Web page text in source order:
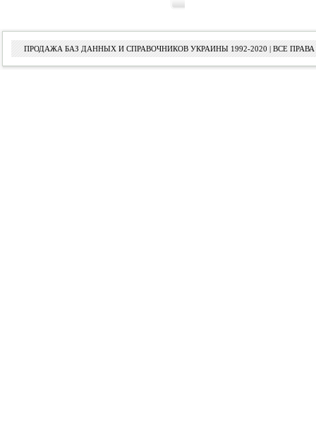
ПРОДАЖА БАЗ ДАННЫХ И СПРАВОЧНИКОВ УКРАИНЫ 1992-2020 | ВСЕ